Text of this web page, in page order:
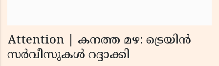
Attention | കനത്ത മഴ: ട്രെയിന്‍
സര്‍വീസുകള്‍ റദ്ദാക്കി